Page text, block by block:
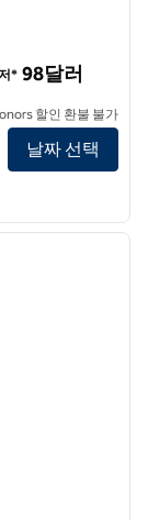
* 98달러
할인 환불 불가
날짜 선택
다음